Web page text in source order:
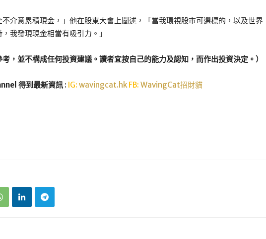
不介意累積現金，」他在股東大會上闡述，「當我環視股市可選標的，以及世界
我發現現金相當有吸引力。」
考，並不構成任何投資建議。讀者宜按自己的能力及認知，而作出投資決定。）
得到最新資訊 : IG: wavingcat.hkFB: WavingCat招財貓